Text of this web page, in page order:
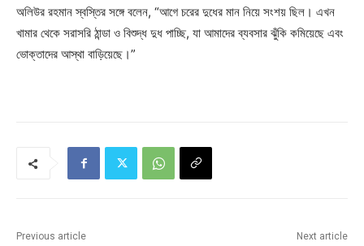
অলিউর রহমান স্বস্তির সঙ্গে বলেন, “আগে চরের দুধের মান নিয়ে সংশয় ছিল। এখন
খামার থেকে সরাসরি ঠান্ডা ও বিশুদ্ধ দুধ পাচ্ছি, যা আমাদের ব্যবসার ঝুঁকি কমিয়েছে এবং
ভোক্তাদের আস্থা বাড়িয়েছে।”
Previous article Next article